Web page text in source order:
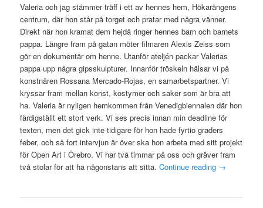
Valeria och jag stämmer träff i ett av hennes hem, Hökarängens
centrum, där hon står på torget och pratar med några vänner.
Direkt när hon kramat dem hejdå ringer hennes barn och barnets
pappa. Längre fram på gatan möter filmaren Alexis Zeiss som
gör en dokumentär om henne. Utanför ateljén packar Valerias
pappa upp några gipsskulpturer. Innanför tröskeln hälsar vi på
konstnären Rossana Mercado-Rojas, en samarbetspartner. Vi
kryssar fram mellan konst, kostymer och saker som är bra att
ha. Valeria är nyligen hemkommen från Venedigbiennalen där hon
färdigställt ett stort verk. Vi ses precis innan min deadline för
texten, men det gick inte tidigare för hon hade fyrtio graders
feber, och så fort intervjun är över ska hon arbeta med sitt projekt
för Open Art i Örebro. Vi har två timmar på oss och gräver fram
två stolar för att ha någonstans att sitta.Continue reading →